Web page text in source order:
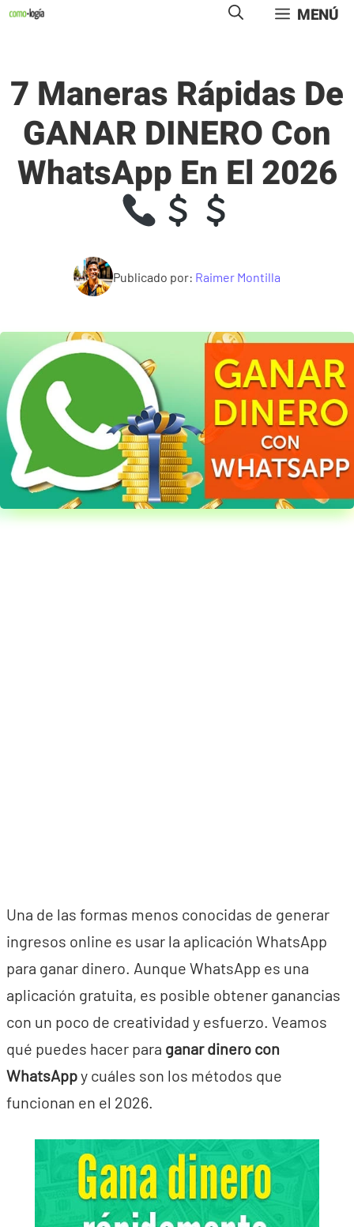
Saltar
MENÚ
7 Maneras Rápidas De
GANAR DINERO Con
WhatsApp En El 2026
Publicado por: Raimer Montilla
Una de las formas menos conocidas de generar
ingresos online es usar la aplicación WhatsApp
para ganar dinero. Aunque WhatsApp es una
aplicación gratuita, es posible obtener ganancias
con un poco de creatividad y esfuerzo. Veamos
qué puedes hacer para ganar dinero con
WhatsAppy cuáles son los métodos que
funcionan en el 2026.